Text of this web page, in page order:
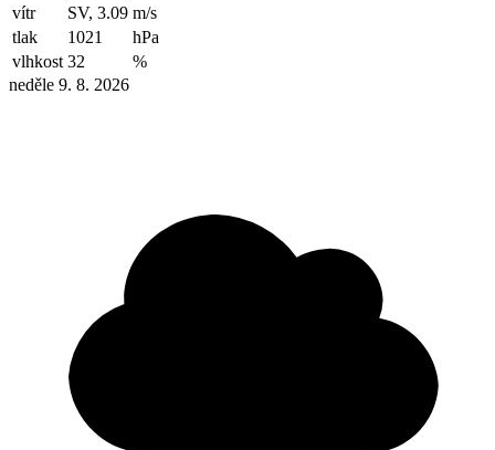
vítr
SV, 3.09 m/s
tlak
1021
hPa
vlhkost 32
%
neděle 9. 8. 2026